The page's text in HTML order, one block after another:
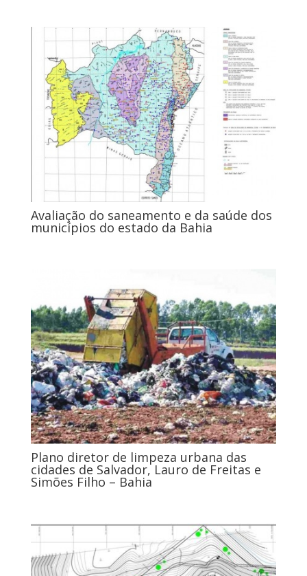
Avaliação do saneamento e da saúde dos
municípios do estado da Bahia
Plano diretor de limpeza urbana das
cidades de Salvador, Lauro de Freitas e
Simões Filho – Bahia